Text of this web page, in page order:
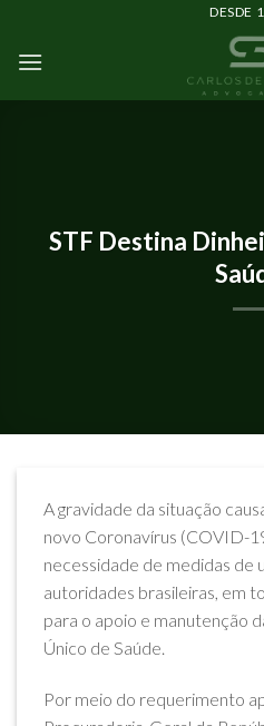
DESDE
STF Destina
A gravidade da situação
novo Coronavírus (COVID-
necessidade de medidas de
autoridades brasileiras, em
para o apoio e manutenção
Único de Saúde.
Por meio do requerimento